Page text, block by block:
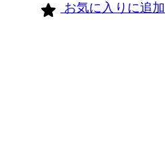
お気に入りに追加